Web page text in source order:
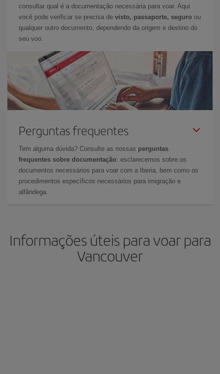
consultar qual é a documentação necessária para voar. Aqui
você pode verificar se precisa de visto, passaporte, seguro ou
qualquer outro documento, dependendo da origem e destino do
seu voo.
Perguntas frequentes
Tem alguma dúvida? Consulte as nossas perguntas
frequentes sobre documentação: esclarecemos sobre os
documentos necessários para voar com a Iberia, bem como os
procedimentos específicos necessários para imigração e
alfândega.
Informações úteis para voar para
Vancouver